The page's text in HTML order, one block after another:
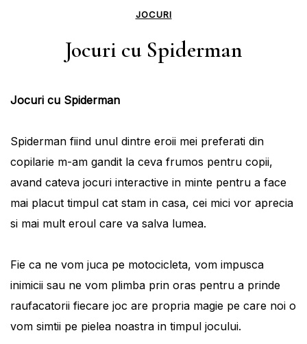
JOCURI
Jocuri cu Spiderman
Jocuri cu Spiderman
Spiderman fiind unul dintre eroii mei preferati din
copilarie m-am gandit la ceva frumos pentru copii,
avand cateva jocuri interactive in minte pentru a face
mai placut timpul cat stam in casa, cei mici vor aprecia
si mai mult eroul care va salva lumea.
Fie ca ne vom juca pe motocicleta, vom impusca
inimicii sau ne vom plimba prin oras pentru a prinde
raufacatorii fiecare joc are propria magie pe care noi o
vom simtii pe pielea noastra in timpul jocului.